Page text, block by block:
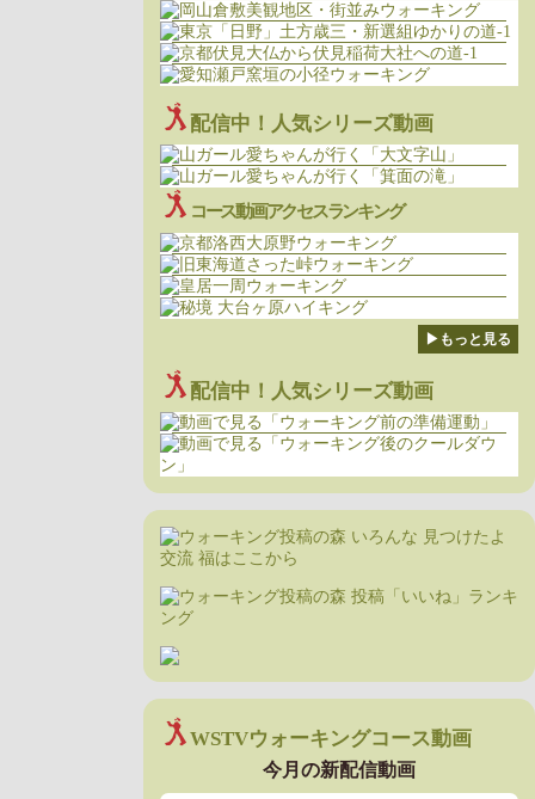
配信中！人気シリーズ動画
コース動画アクセスランキング
▶もっと見る
配信中！人気シリーズ動画
WSTVウォーキングコース動画
今月の新配信動画